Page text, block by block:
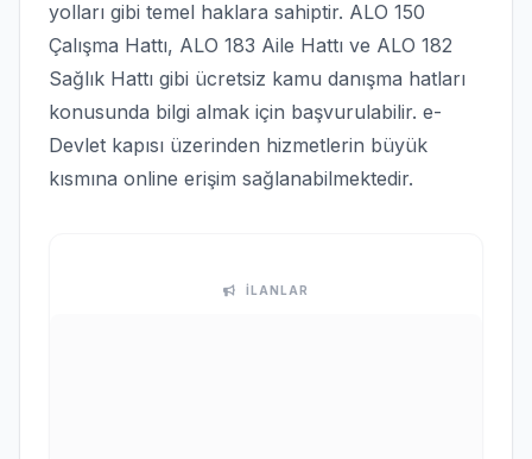
yolları gibi temel haklara sahiptir. ALO 150
Çalışma Hattı, ALO 183 Aile Hattı ve ALO 182
Sağlık Hattı gibi ücretsiz kamu danışma hatları
konusunda bilgi almak için başvurulabilir. e-
Devlet kapısı üzerinden hizmetlerin büyük
kısmına online erişim sağlanabilmektedir.
İLANLAR